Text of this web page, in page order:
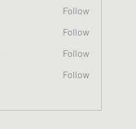
Follow
Follow
Follow
Follow